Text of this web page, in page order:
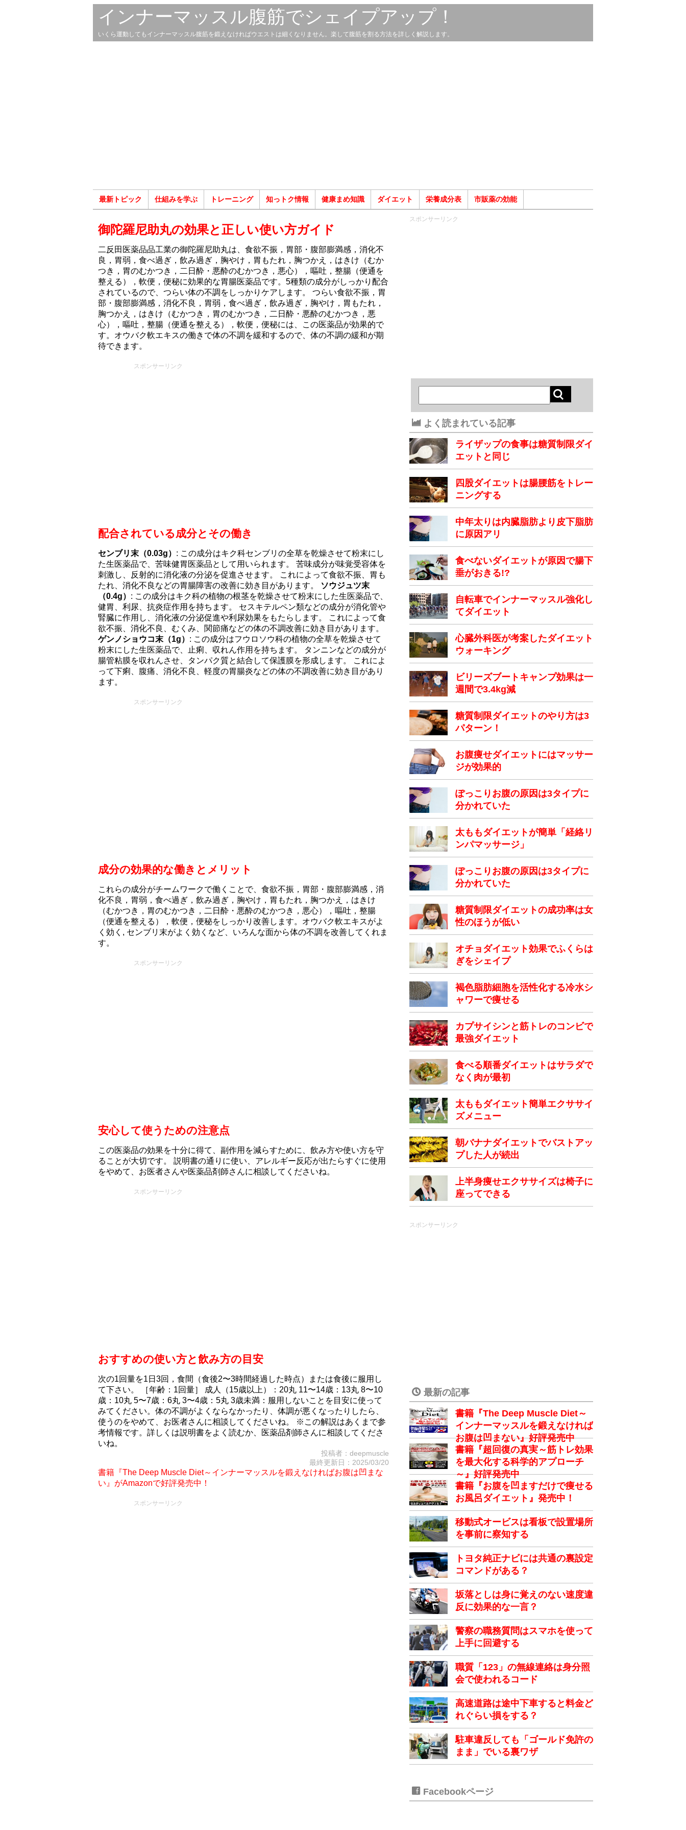
インナーマッスル腹筋でシェイプアップ！
いくら運動してもインナーマッスル腹筋を鍛えなければウエストは細くなりません。楽して腹筋を割る方法を詳しく解説します。
最新トピック 仕組みを学ぶ トレーニング 知っトク情報 健康まめ知識 ダイエット 栄養成分表 市販薬の効能
御陀羅尼助丸の効果と正しい使い方ガイド
二反田医薬品品工業の御陀羅尼助丸は、食欲不振，胃部・腹部膨満感，消化不
良，胃弱，食べ過ぎ，飲み過ぎ，胸やけ，胃もたれ，胸つかえ，はきけ（むか
つき，胃のむかつき，二日酔・悪酔のむかつき，悪心），嘔吐，整腸（便通を
整える），軟便，便秘に効果的な胃腸医薬品です。5種類の成分がしっかり配合
されているので、つらい体の不調をしっかりケアします。 つらい食欲不振，胃
部・腹部膨満感，消化不良，胃弱，食べ過ぎ，飲み過ぎ，胸やけ，胃もたれ，
胸つかえ，はきけ（むかつき，胃のむかつき，二日酔・悪酔のむかつき，悪
心），嘔吐，整腸（便通を整える），軟便，便秘には、この医薬品が効果的で
す。オウバク軟エキスの働きで体の不調を緩和するので、体の不調の緩和が期
待できます。
スポンサーリンク
配合されている成分とその働き
センブリ末（0.03g） : この成分はキク科センブリの全草を乾燥させて粉末にし
た生医薬品で、苦味健胃医薬品として用いられます。 苦味成分が味覚受容体を
刺激し、反射的に消化液の分泌を促進させます。 これによって食欲不振、胃も
たれ、消化不良などの胃腸障害の改善に効き目があります。
ソウジュツ末
（0.4g） : この成分はキク科の植物の根茎を乾燥させて粉末にした生医薬品で、
健胃、利尿、抗炎症作用を持ちます。 セスキテルペン類などの成分が消化管や
腎臓に作用し、消化液の分泌促進や利尿効果をもたらします。 これによって食
欲不振、消化不良、むくみ、関節痛などの体の不調改善に効き目があります。
ゲンノショウコ末（1g） : この成分はフウロソウ科の植物の全草を乾燥させて
粉末にした生医薬品で、止痢、収れん作用を持ちます。 タンニンなどの成分が
腸管粘膜を収れんさせ、タンパク質と結合して保護膜を形成します。 これによ
って下痢、腹痛、消化不良、軽度の胃腸炎などの体の不調改善に効き目があり
ます。
スポンサーリンク
成分の効果的な働きとメリット
これらの成分がチームワークで働くことで、食欲不振，胃部・腹部膨満感，消
化不良，胃弱，食べ過ぎ，飲み過ぎ，胸やけ，胃もたれ，胸つかえ，はきけ
（むかつき，胃のむかつき，二日酔・悪酔のむかつき，悪心），嘔吐，整腸
（便通を整える），軟便，便秘をしっかり改善します。オウバク軟エキスがよ
く効く, センブリ末がよく効くなど、いろんな面から体の不調を改善してくれま
す。
スポンサーリンク
安心して使うための注意点
この医薬品の効果を十分に得て、副作用を減らすために、飲み方や使い方を守
ることが大切です。 説明書の通りに使い、アレルギー反応が出たらすぐに使用
をやめて、お医者さんや医薬品剤師さんに相談してくださいね。
スポンサーリンク
おすすめの使い方と飲み方の目安
次の1回量を1日3回，食間（食後2〜3時間経過した時点）または食後に服用し
て下さい。 ［年齢：1回量］ 成人（15歳以上）：20丸 11〜14歳：13丸 8〜10
歳：10丸 5〜7歳：6丸 3〜4歳：5丸 3歳未満：服用しないことを目安に使って
みてください。体の不調がよくならなかったり、体調が悪くなったりしたら、
使うのをやめて、お医者さんに相談してくださいね。 ※この解説はあくまで参
考情報です。詳しくは説明書をよく読むか、医薬品剤師さんに相談してくださ
いね。
投稿者：deepmuscle
最終更新日：2025/03/20
書籍『The Deep Muscle Diet～インナーマッスルを鍛えなければお腹は凹まな
い』がAmazonで好評発売中！
スポンサーリンク
スポンサーリンク
よく読まれている記事
ライザップの食事は糖質制限ダイ
エットと同じ
四股ダイエットは腸腰筋をトレー
ニングする
中年太りは内臓脂肪より皮下脂肪
に原因アリ
食べないダイエットが原因で腸下
垂がおきる!?
自転車でインナーマッスル強化し
てダイエット
心臓外科医が考案したダイエット
ウォーキング
ビリーズブートキャンプ効果は一
週間で3.4kg減
糖質制限ダイエットのやり方は3
パターン！
お腹痩せダイエットにはマッサー
ジが効果的
ぽっこりお腹の原因は3タイプに
分かれていた
太ももダイエットが簡単「経絡リ
ンパマッサージ」
ぽっこりお腹の原因は3タイプに
分かれていた
糖質制限ダイエットの成功率は女
性のほうが低い
オチョダイエット効果でふくらは
ぎをシェイプ
褐色脂肪細胞を活性化する冷水シ
ャワーで痩せる
カプサイシンと筋トレのコンビで
最強ダイエット
食べる順番ダイエットはサラダで
なく肉が最初
太ももダイエット簡単エクササイ
ズメニュー
朝バナナダイエットでバストアッ
プした人が続出
上半身痩せエクササイズは椅子に
座ってできる
スポンサーリンク
最新の記事
書籍『The Deep Muscle Diet～
インナーマッスルを鍛えなければ
お腹は凹まない』好評発売中
書籍『超回復の真実～筋トレ効果
を最大化する科学的アプローチ
～』好評発売中
書籍『お腹を凹ますだけで痩せる
お風呂ダイエット』発売中！
移動式オービスは看板で設置場所
を事前に察知する
トヨタ純正ナビには共通の裏設定
コマンドがある？
坂落としは身に覚えのない速度違
反に効果的な一言？
警察の職務質問はスマホを使って
上手に回避する
職質「123」の無線連絡は身分照
会で使われるコード
高速道路は途中下車すると料金ど
れぐらい損をする？
駐車違反しても「ゴールド免許の
まま」でいる裏ワザ
Facebookページ